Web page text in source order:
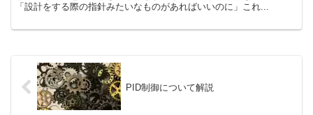
「設計をする際の指針みたいなものがあればいいのに」これ...
PID制御について解説